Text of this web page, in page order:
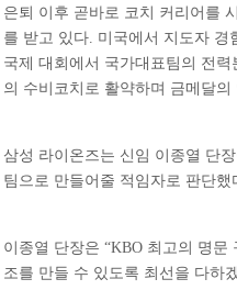
은퇴 이후 곧바로 코치 커리어를
를 받고 있다. 미국에서 지도자 경
국제 대회에서 국가대표팀의 전
의 수비코치로 활약하며 금메달
삼성 라이온즈는 신임 이종열 단
팀으로 만들어줄 적임자로 판단했
이종열 단장은 “KBO 최고의 명
조를 만들 수 있도록 최선을 다하